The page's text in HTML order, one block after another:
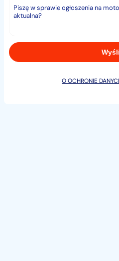
☎️ W sprawie zamian:
Poniedziałek – Piątek
O OCHRONIE